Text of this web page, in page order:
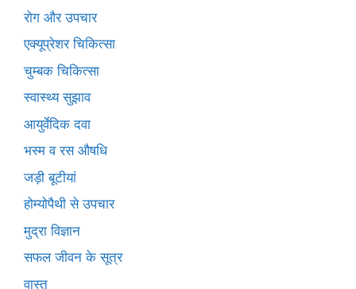
रोग और उपचार
एक्यूप्रेशर चिकित्सा
चुम्बक चिकित्सा
स्वास्थ्य सुझाव
आयुर्वेदिक दवा
भस्म व रस औषधि
जड़ी बूटीयां
होम्योपैथी से उपचार
मुद्रा विज्ञान
सफल जीवन के सूत्र
वास्तु